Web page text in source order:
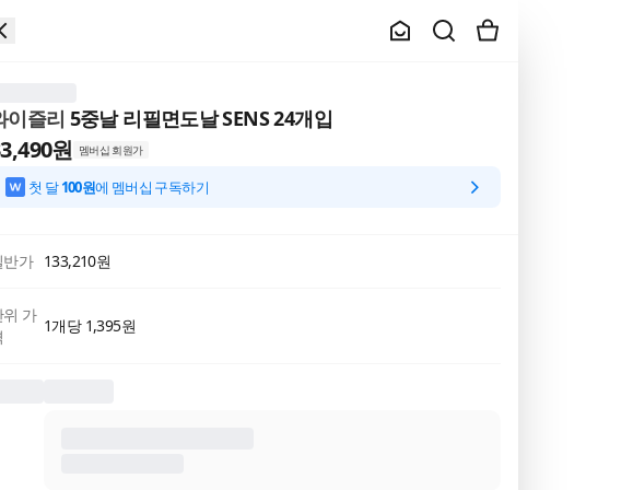
이즐리 5중날 리필면도날 SENS 24개입
원 멤버십 회원가
첫 달100원에 멤버십 구독하기
반가 133,210원
위 가
1개당 1,395원